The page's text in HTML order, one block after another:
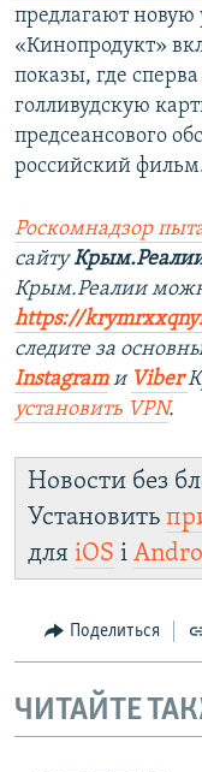
предлагают новую
«Кинопродукт»
показы, где
голливудскую
предсеансового
российский
Роскомнадзор
сайту
Крым.Реалии
https://
следите за
Instagramи Viber
установить VPN.
Новости без
Установить
для iOS і
Поделиться
ЧИТАЙТЕ